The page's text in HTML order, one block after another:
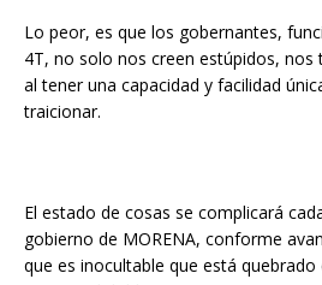
Lo peor, es que los gobernantes,
4T, no solo nos creen estúpidos,
al tener una capacidad y facilidad
traicionar.
El estado de cosas se complicará
gobierno de MORENA, conforme
que es inocultable que está